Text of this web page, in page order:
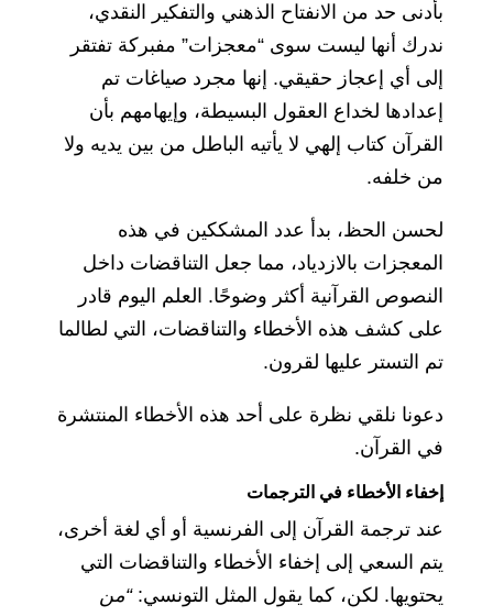
بأدنى حد من الانفتاح الذهني والتفكير النقدي،
ندرك أنها ليست سوى “معجزات” مفبركة تفتقر
إلى أي إعجاز حقيقي. إنها مجرد صياغات تم
إعدادها لخداع العقول البسيطة، وإيهامهم بأن
القرآن كتاب إلهي لا يأتيه الباطل من بين يديه ولا
من خلفه.
لحسن الحظ، بدأ عدد المشككين في هذه
المعجزات بالازدياد، مما جعل التناقضات داخل
النصوص القرآنية أكثر وضوحًا. العلم اليوم قادر
على كشف هذه الأخطاء والتناقضات، التي لطالما
تم التستر عليها لقرون.
دعونا نلقي نظرة على أحد هذه الأخطاء المنتشرة
في القرآن.
إخفاء الأخطاء في الترجمات
عند ترجمة القرآن إلى الفرنسية أو أي لغة أخرى،
يتم السعي إلى إخفاء الأخطاء والتناقضات التي
يحتويها. لكن، كما يقول المثل التونسي:“من